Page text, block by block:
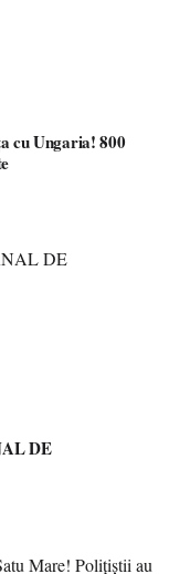
cu Ungaria! 800
DE